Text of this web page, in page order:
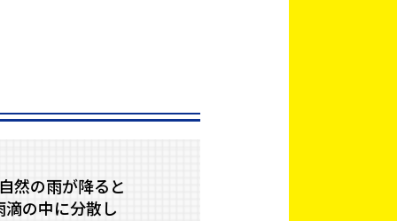
然の雨が降ると
滴の中に分散し